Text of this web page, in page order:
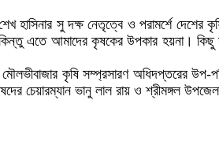
হাসিনার সু দক্ষ নেতৃত্বে ও পরামর্শে
এতে আমাদের কৃষকের উপকার হয়না।
কৃষি সম্প্রসারণ অধিদপ্তরের উপ-
চেয়ারম্যান ভানু লাল রায় ও শ্রীমঙ্গল